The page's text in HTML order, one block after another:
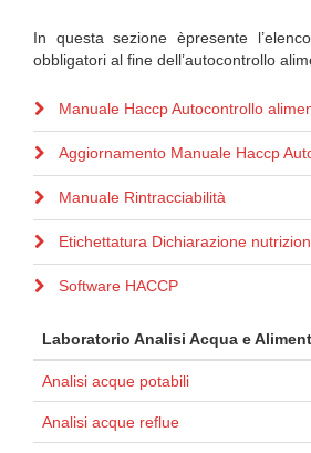
In questa sezione èpresente
obbligatori al fine dell’autocontrollo
Manuale Haccp Autocontrollo
Aggiornamento Manuale Haccp
Manuale Rintracciabilità
Etichettatura Dichiarazione
Software HACCP
Laboratorio Analisi Acqua e
Analisi acque potabili
Analisi acque reflue